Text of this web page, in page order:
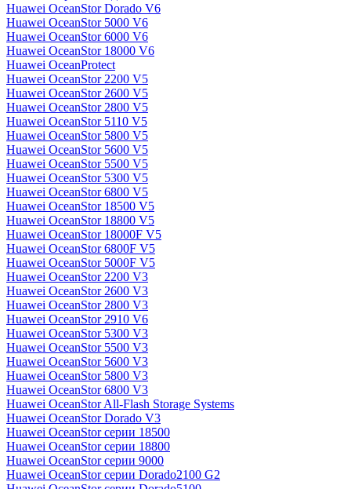
Huawei OceanStor Dorado V6
Huawei OceanStor 5000 V6
Huawei OceanStor 6000 V6
Huawei OceanStor 18000 V6
Huawei OceanProtect
Huawei OceanStor 2200 V5
Huawei OceanStor 2600 V5
Huawei OceanStor 2800 V5
Huawei OceanStor 5110 V5
Huawei OceanStor 5800 V5
Huawei OceanStor 5600 V5
Huawei OceanStor 5500 V5
Huawei OceanStor 5300 V5
Huawei OceanStor 6800 V5
Huawei OceanStor 18500 V5
Huawei OceanStor 18800 V5
Huawei OceanStor 18000F V5
Huawei OceanStor 6800F V5
Huawei OceanStor 5000F V5
Huawei OceanStor 2200 V3
Huawei OceanStor 2600 V3
Huawei OceanStor 2800 V3
Huawei OceanStor 2910 V6
Huawei OceanStor 5300 V3
Huawei OceanStor 5500 V3
Huawei OceanStor 5600 V3
Huawei OceanStor 5800 V3
Huawei OceanStor 6800 V3
Huawei OceanStor All-Flash Storage Systems
Huawei OceanStor Dorado V3
Huawei OceanStor серии 18500
Huawei OceanStor серии 18800
Huawei OceanStor серии 9000
Huawei OceanStor серии Dorado2100 G2